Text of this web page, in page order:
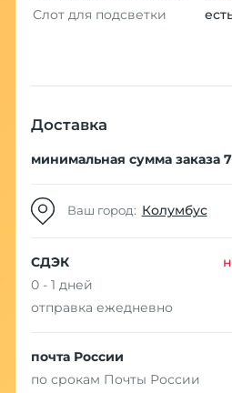
Слот для подсветки
Доставка
минимальная сумма заказа
Ваш город: Колумбус
СДЭК
0 - 1 дней
отправка ежедневно
почта России
по срокам Почты России